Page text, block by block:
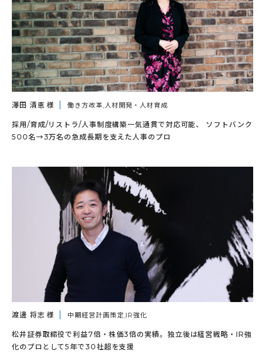
澤田 清恵 様 働き方改革,人材開発・人材育成
採用/育成/リストラ/人事制度構築一気通貫で対応可能、 ソフトバンク
500名→3万名の急成長期を支えた人事のプロ
渡邊 将志 様 中期経営計画策定,IR強化
松井証券取締役で利益7倍・株価3倍の実績。独立後は経営戦略・IR強
化のプロとして5年で30社超を支援